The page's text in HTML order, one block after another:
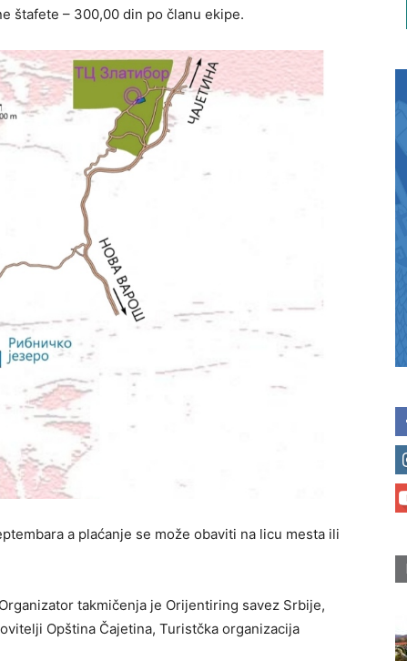
štafete – 300,00 din po članu ekipe.
a plaćanje se može obaviti na licu mesta ili
takmičenja je Orijentiring savez Srbije,
Opština Čajetina, Turistčka organizacija